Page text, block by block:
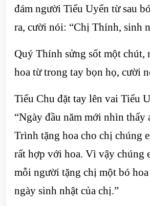
đám người Tiểu Uyển từ sau
ra, cười nói: “Chị Thính, sinh
Quý Thính sửng sốt một chút,
hoa từ trong tay bọn họ, cười
Tiểu Chu đặt tay lên vai Tiểu
“Ngày đầu năm mới nhìn thấy
Trình tặng hoa cho chị chúng
rất hợp với hoa. Vì vậy chúng
mỗi người tặng chị một bó
ngày sinh nhật của chị.”